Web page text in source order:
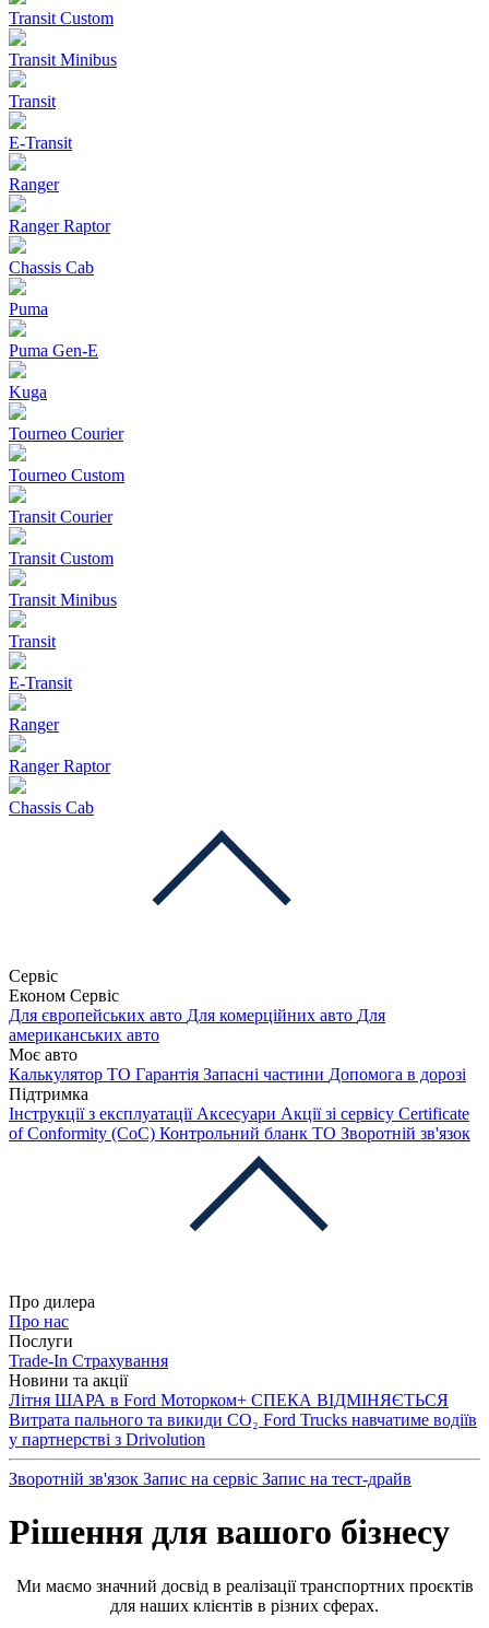
Transit Custom
Transit Minibus
Transit
E-Transit
Ranger
Ranger Raptor
Chassis Cab
Puma
Puma Gen‑E
Kuga
Tourneo Courier
Tourneo Custom
Transit Courier
Transit Custom
Transit Minibus
Transit
E-Transit
Ranger
Ranger Raptor
Chassis Cab
Сервіс
Економ Сервіс
Для європейських авто Для комерційних авто Для
американських авто
Моє авто
Калькулятор ТО Гарантія Запасні частини Допомога в дорозі
Підтримка
Інструкції з експлуатації Аксесуари Акції зі сервісу Certificate
of Conformity (CoC) Контрольний бланк ТО Зворотній зв'язок
Про дилера
Про нас
Послуги
Trade-In Страхування
Новини та акції
Літня ШАРА в Ford Моторком+ СПЕКА ВІДМІНЯЄТЬСЯ
Витрата пального та викиди CO₂ Ford Trucks навчатиме водіїв
у партнерстві з Drivolution
Зворотній зв'язок Запис на сервіс Запис на тест-драйв
Рішення для вашого бізнесу
Ми маємо значний досвід в реалізації транспортних проєктів
для наших клієнтів в різних сферах.